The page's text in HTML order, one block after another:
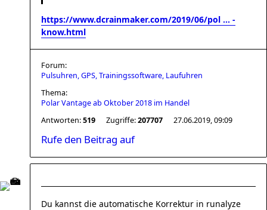
https://www.dcrainmaker.com/2019/06/pol ... -
know.html
Forum:
Pulsuhren, GPS, Trainingssoftware, Laufuhren
Thema:
Polar Vantage ab Oktober 2018 im Handel
Antworten:519 Zugriffe:207707 27.06.2019, 09:09
Rufe den Beitrag auf
Du kannst die automatische Korrektur in runalyze